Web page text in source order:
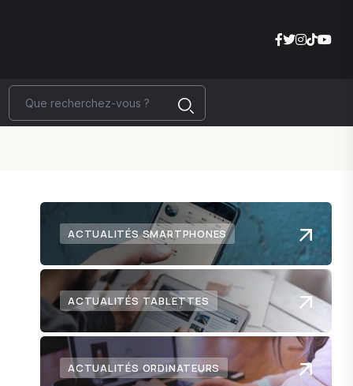
ACTUALITÉS SMARTPHONES
ACTUALITÉS TABLETTES
ACTUALITÉS ORDINATEURS